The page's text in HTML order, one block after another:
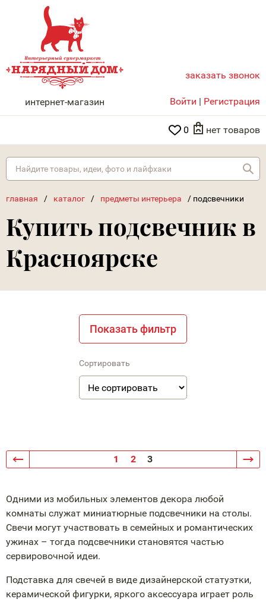
НАРЯДНЫЙ ДОМ
интернет-магазин
заказать звонок
Войти | Регистрация
0 нет товаров
главная / каталог / предметы интерьера / подсвечники
Купить подсвечник в
Красноярске
1 2 3
Одними из мобильных элементов декора любой
комнаты служат миниатюрные подсвечники на столы.
Свечи могут участвовать в семейных и романтических
ужинах – тогда подсвечники становятся частью
сервировочной идеи.
Подставка для свечей в виде дизайнерской статуэтки,
керамической фигурки, яркого аксессуара играет роль
Показать фильтр
Сортировать